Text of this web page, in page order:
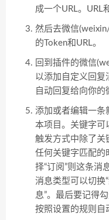
成一个URL。URL
然后去微信
的Token和URL。
回到插件的微信
以添加自定义回复
自动回复给向你的
添加或者编辑一条
本项目。关键字可
触发方式中除了关
任何关键字匹配的
择“订阅”则这条消
消息类型可以切换
息”。最后要记得
按照设置的规则自